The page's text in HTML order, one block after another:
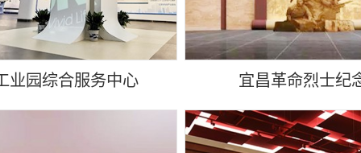
业园综合服务中心 宜昌革命烈士纪